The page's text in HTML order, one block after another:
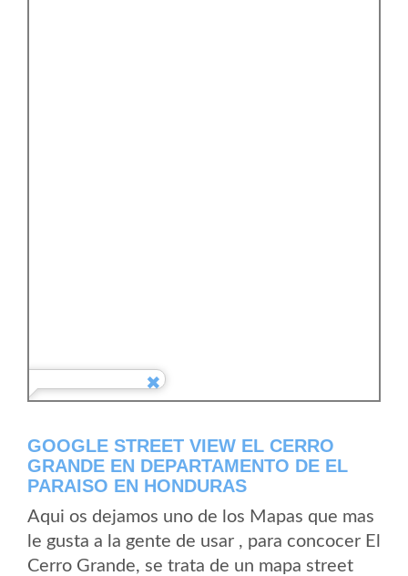
GOOGLE STREET VIEW EL CERRO
GRANDE EN DEPARTAMENTO DE EL
PARAISO EN HONDURAS
Aqui os dejamos uno de los Mapas que mas
le gusta a la gente de usar , para concocer El
Cerro Grande, se trata de un mapa street